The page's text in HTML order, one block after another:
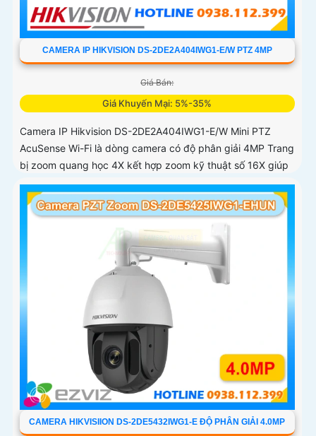
CAMERA IP HIKVISION DS-2DE2A404IWG1-E/W PTZ 4MP
Giá Bán:
Giá Khuyến Mại: 5%-35%
Camera IP Hikvision DS-2DE2A404IWG1-E/W Mini PTZ
AcuSense Wi-Fi là dòng camera có độ phân giải 4MP Trang
bị zoom quang học 4X kết hợp zoom kỹ thuật số 16X giúp
quan sát rõ các đối tượng ở khoảng cách xa
CAMERA HIKVISIION DS-2DE5432IWG1-E ĐỘ PHÂN GIẢI 4.0MP